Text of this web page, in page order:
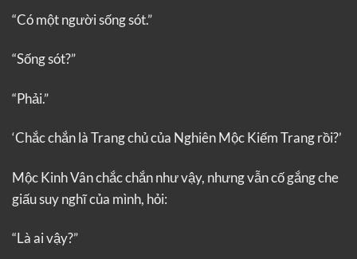
“Có một người sống sót.”
“Sống sót?”
“Phải.”
‘Chắc chắn là Trang chủ của Nghiên Mộc Kiếm Trang rồi?’
Mộc Kinh Vân chắc chắn như vậy, nhưng vẫn cố gắng che
giấu suy nghĩ của mình, hỏi:
“Là ai vậy?”